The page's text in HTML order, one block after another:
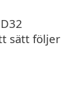
sätt följer